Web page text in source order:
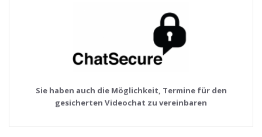
Sie haben auch die Möglichkeit, Termine für den
gesicherten Videochat zu vereinbaren